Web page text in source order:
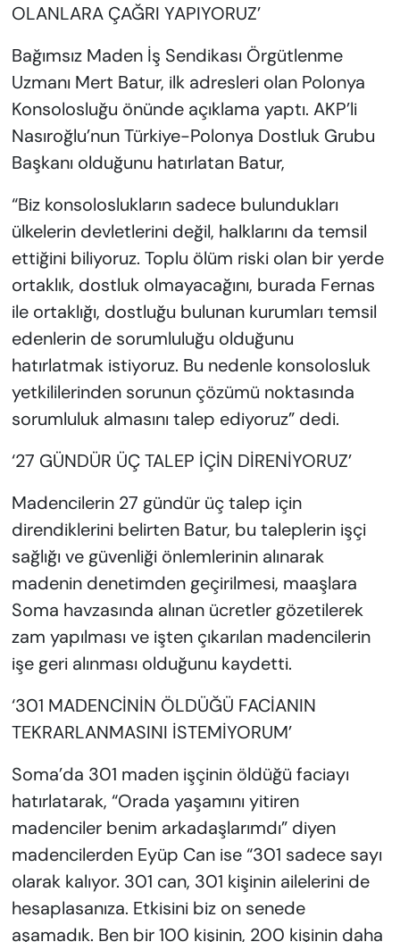
OLANLARA ÇAĞRI YAPIYORUZ’
Bağımsız Maden İş Sendikası Örgütlenme
Uzmanı Mert Batur, ilk adresleri olan Polonya
Konsolosluğu önünde açıklama yaptı. AKP’li
Nasıroğlu’nun Türkiye-Polonya Dostluk Grubu
Başkanı olduğunu hatırlatan Batur,
“Biz konsoloslukların sadece bulundukları
ülkelerin devletlerini değil, halklarını da temsil
ettiğini biliyoruz. Toplu ölüm riski olan bir yerde
ortaklık, dostluk olmayacağını, burada Fernas
ile ortaklığı, dostluğu bulunan kurumları temsil
edenlerin de sorumluluğu olduğunu
hatırlatmak istiyoruz. Bu nedenle konsolosluk
yetkililerinden sorunun çözümü noktasında
sorumluluk almasını talep ediyoruz” dedi.
‘27 GÜNDÜR ÜÇ TALEP İÇİN DİRENİYORUZ’
Madencilerin 27 gündür üç talep için
direndiklerini belirten Batur, bu taleplerin işçi
sağlığı ve güvenliği önlemlerinin alınarak
madenin denetimden geçirilmesi, maaşlara
Soma havzasında alınan ücretler gözetilerek
zam yapılması ve işten çıkarılan madencilerin
işe geri alınması olduğunu kaydetti.
‘301 MADENCİNİN ÖLDÜĞÜ FACİANIN
TEKRARLANMASINI İSTEMİYORUM’
Soma’da 301 maden işçinin öldüğü faciayı
hatırlatarak, “Orada yaşamını yitiren
madenciler benim arkadaşlarımdı” diyen
madencilerden Eyüp Can ise “301 sadece sayı
olarak kalıyor. 301 can, 301 kişinin ailelerini de
hesaplasanıza. Etkisini biz on senede
aşamadık. Ben bir 100 kişinin, 200 kişinin daha